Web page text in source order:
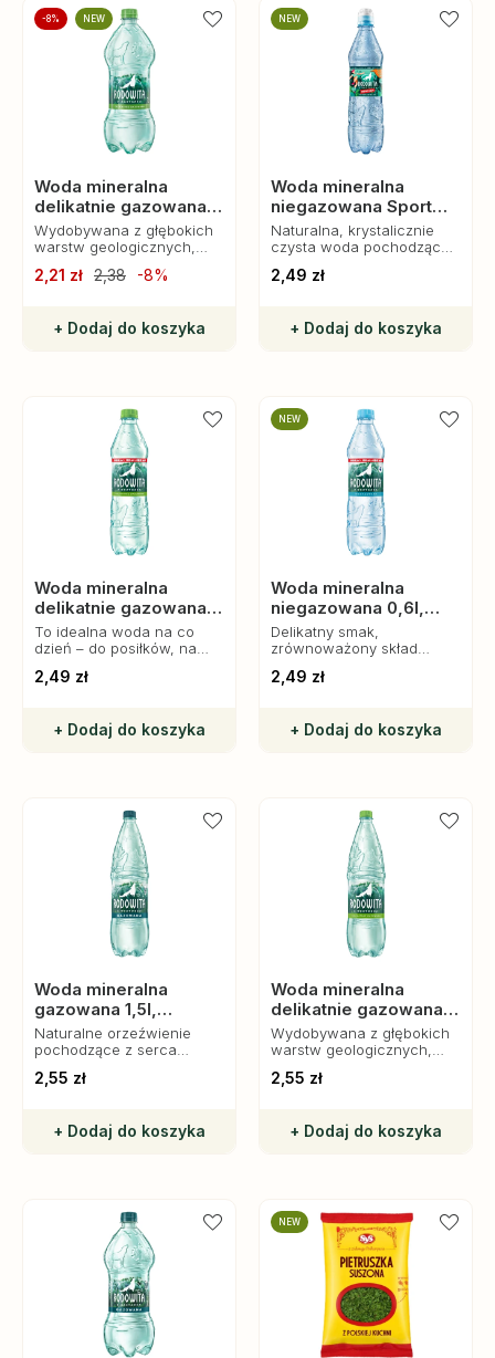
-8% NEW
Woda mineralna
delikatnie gazowana
1l, Rodowita z
Roztocza
Wydobywana z głębokich
warstw geologicznych,
które wspierają codzienne
2,21 zł 2,38 -8%
+ Dodaj do koszyka
NEW
Woda mineralna
niegazowana Sport
0,6l, Rodowita z
Roztocza
Naturalna, krystalicznie
czysta woda pochodząca
doskonale gasi pragnienie.
2,49 zł
+ Dodaj do koszyka
Woda mineralna
delikatnie gazowana
0,6l, Rodowita z
Roztocza
To idealna woda na co
dzień – do posiłków, na
2,49 zł
+ Dodaj do koszyka
NEW
Woda mineralna
niegazowana 0,6l,
Rodowita z Roztocza
Delikatny smak,
zrównoważony skład
dzień dla całej rodziny.
2,49 zł
+ Dodaj do koszyka
Woda mineralna
gazowana 1,5l,
Rodowita z Roztocza
Naturalne orzeźwienie
pochodzące z serca
Roztocza.
2,55 zł
+ Dodaj do koszyka
Woda mineralna
delikatnie gazowana
1,5l, Rodowita z
Roztocza
Wydobywana z głębokich
warstw geologicznych,
które wspierają codzienne
2,55 zł
+ Dodaj do koszyka
NEW